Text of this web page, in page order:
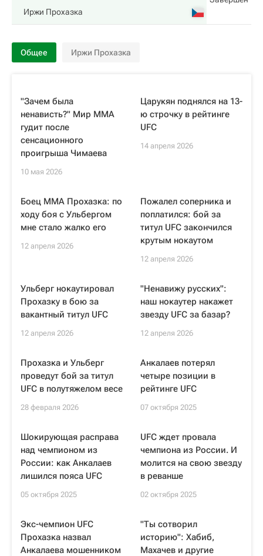
Иржи Прохазка
Общее Иржи Прохазка
"Зачем была
ненависть?" Мир ММА
гудит после
сенсационного
проигрыша Чимаева
10 мая 2026
Царукян поднялся на 13-
ю строчку в рейтинге
UFC
14 апреля 2026
Боец MMA Прохазка: по
ходу боя с Ульбергом
мне стало жалко его
12 апреля 2026
Пожалел соперника и
поплатился: бой за
титул UFC закончился
крутым нокаутом
12 апреля 2026
Ульберг нокаутировал
Прохазку в бою за
вакантный титул UFC
12 апреля 2026
"Ненавижу русских":
наш нокаутер накажет
звезду UFC за базар?
12 апреля 2026
Прохазка и Ульберг
проведут бой за титул
UFC в полутяжелом весе
28 февраля 2026
Анкалаев потерял
четыре позиции в
рейтинге UFC
07 октября 2025
Шокирующая расправа
над чемпионом из
России: как Анкалаев
лишился пояса UFC
05 октября 2025
UFC ждет провала
чемпиона из России. И
молится на свою звезду
в реванше
02 октября 2025
Экс-чемпион UFC
Прохазка назвал
Анкалаева мошенником
"Ты сотворил
историю": Хабиб,
Махачев и другие